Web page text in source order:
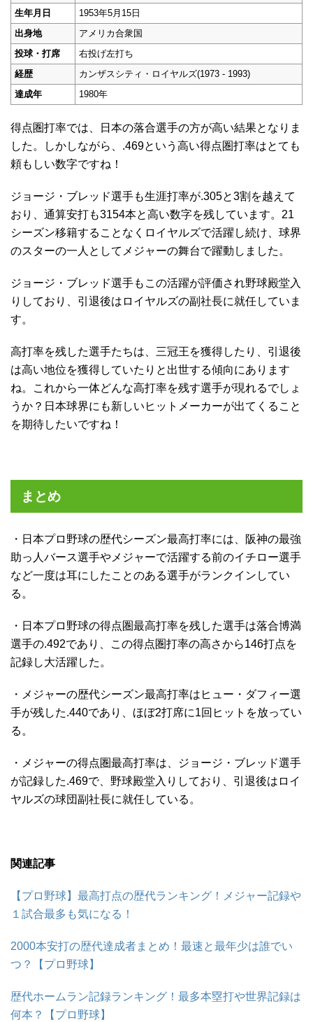
生年月日
1953年5月15日
出身地
アメリカ合衆国
投球・打席
右投げ左打ち
経歴
カンザスシティ・ロイヤルズ(1973 - 1993)
達成年
1980年
得点圏打率では、日本の落合選手の方が高い結果となりま
した。しかしながら、.469という高い得点圏打率はとても
頼もしい数字ですね！
ジョージ・ブレッド選手も生涯打率が.305と3割を越えて
おり、通算安打も3154本と高い数字を残しています。21
シーズン移籍することなくロイヤルズで活躍し続け、球界
のスターの一人としてメジャーの舞台で躍動しました。
ジョージ・ブレッド選手もこの活躍が評価され野球殿堂入
りしており、引退後はロイヤルズの副社長に就任していま
す。
高打率を残した選手たちは、三冠王を獲得したり、引退後
は高い地位を獲得していたりと出世する傾向にあります
ね。これから一体どんな高打率を残す選手が現れるでしょ
うか？日本球界にも新しいヒットメーカーが出てくること
を期待したいですね！
まとめ
・日本プロ野球の歴代シーズン最高打率には、阪神の最強
助っ人バース選手やメジャーで活躍する前のイチロー選手
など一度は耳にしたことのある選手がランクインしてい
る。
・日本プロ野球の得点圏最高打率を残した選手は落合博満
選手の.492であり、この得点圏打率の高さから146打点を
記録し大活躍した。
・メジャーの歴代シーズン最高打率はヒュー・ダフィー選
手が残した.440であり、ほぼ2打席に1回ヒットを放ってい
る。
・メジャーの得点圏最高打率は、ジョージ・ブレッド選手
が記録した.469で、野球殿堂入りしており、引退後はロイ
ヤルズの球団副社長に就任している。
関連記事
【プロ野球】最高打点の歴代ランキング！メジャー記録や
１試合最多も気になる！
2000本安打の歴代達成者まとめ！最速と最年少は誰でい
つ？【プロ野球】
歴代ホームラン記録ランキング！最多本塁打や世界記録は
何本？【プロ野球】